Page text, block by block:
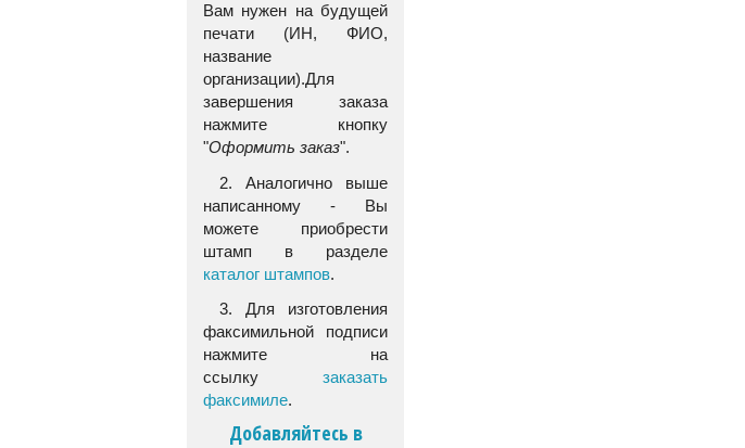
Вам нужен на будущей
печати (ИН, ФИО,
название
организации).Для
завершения заказа
нажмите кнопку
"Оформить заказ".
2. Аналогично выше
написанному - Вы
можете приобрести
штамп в разделе
каталог штампов.
3. Для изготовления
факсимильной подписи
нажмите на
ссылку заказать
факсимиле.
Добавляйтесь в